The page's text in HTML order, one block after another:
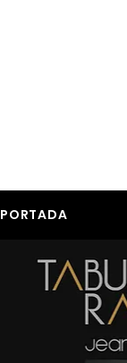
PORTADA